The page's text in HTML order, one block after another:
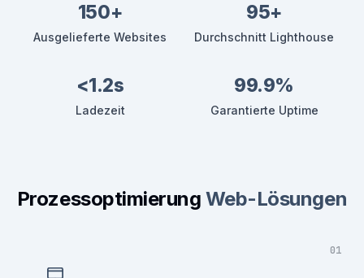
150+
Ausgelieferte Websites
95+
Durchschnitt Lighthouse
<1.2s
Ladezeit
99.9%
Garantierte Uptime
Prozessoptimierung Web-Lösungen
01